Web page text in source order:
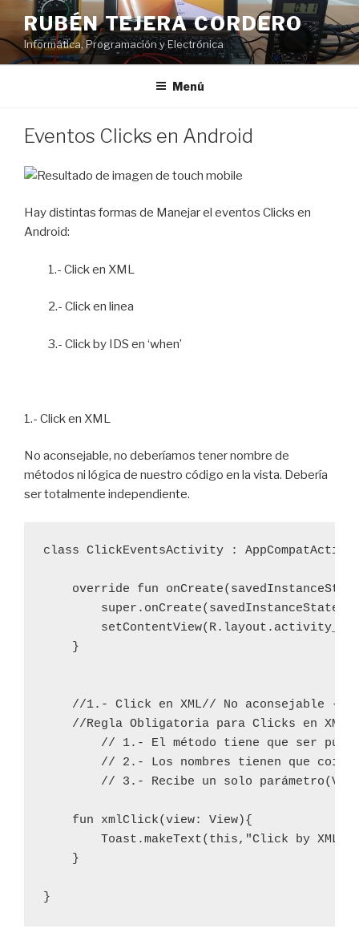
contenido
RUBÉN TEJERA CORDERO
Informática, Programación y Electrónica
Menú
PUBLICADO
EL
Eventos Clicks en Android
Hay distintas formas de Manejar el eventos Clicks en
Android:
1.- Click en XML
2.- Click en linea
3.- Click by IDS en ‘when’
1.- Click en XML
No aconsejable, no deberíamos tener nombre de
métodos ni lógica de nuestro código en la vista. Debería
ser totalmente independiente.
class ClickEventsActivity :
override fun
        super.onCreate(savedInstanceState)
    }
//1.- Click en XML// No aconsejable ->
//Regla Obligatoria para Clicks en
// 1.- El método tiene que ser
// 2.- Los nombres tienen que
// 3.- Recibe un solo
    fun xmlClick(view: View){
Toast.makeText(this,"Click by
    }
}